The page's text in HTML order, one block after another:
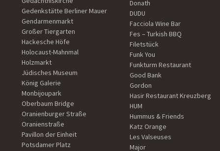
Gedenkstätte Berliner Mauer
Gendarmenmarkt
Großer Tiergarten
Hackesche Höfe
Holocaust-Mahnmal
Holzmarkt
Jüdisches Museum
König Galerie
Monbijoupark
Oberbaum Bridge
Oranienburger Straße
Oranienstraße
Pavillon der Einheit
Potsdamer Platz
Donath
DUDU
Facciola Wine Bar
Fes – Turkish BBQ
Filetstück
Funk You
Funkturm Restaurant
Good Bank
Gordon
Hasir Restaurant Kreuzberg
HUM
Hummus & Friends
Katz Orange
Les Valseuses
Major